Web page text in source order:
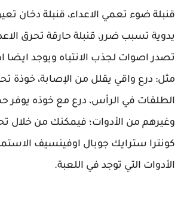
قنبلة ضوء تعمي الاعداء، قنبلة دخان
يدوية تسبب ضرر، قنبلة حارقة تحرق
تصدر اصوات لجذب الانتباه ويوجد ايضا
مثل: درع واقي يقلل من الإصابة، خوذة
الطلقات في الرأس، درع مع خوذه يوفر
وغيرهم من الأدوات؛ فيمكنك من خلال
كونترا سترايك جوبال اوفينسيف
الأدوات التي توجد في اللعبة.